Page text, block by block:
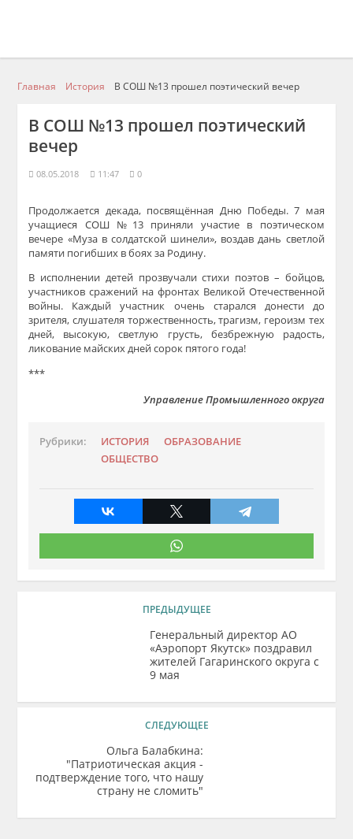
Главная История В СОШ №13 прошел поэтический вечер
В СОШ №13 прошел поэтический
вечер
08.05.2018 11:47 0
Продолжается декада, посвящённая Дню Победы. 7 мая
учащиеся СОШ №13 приняли участие в поэтическом
вечере «Муза в солдатской шинели», воздав дань светлой
памяти погибших в боях за Родину.
В исполнении детей прозвучали стихи поэтов – бойцов,
участников сражений на фронтах Великой Отечественной
войны. Каждый участник очень старался донести до
зрителя, слушателя торжественность, трагизм, героизм тех
дней, высокую, светлую грусть, безбрежную радость,
ликование майских дней сорок пятого года!
***
Управление Промышленного округа
Рубрики: ИСТОРИЯ
ОБРАЗОВАНИЕ
ОБЩЕСТВО
ПРЕДЫДУЩЕЕ
Генеральный директор АО
«Аэропорт Якутск» поздравил
жителей Гагаринского округа с
9 мая
СЛЕДУЮЩЕЕ
Ольга Балабкина:
"Патриотическая акция -
подтверждение того, что нашу
страну не сломить"